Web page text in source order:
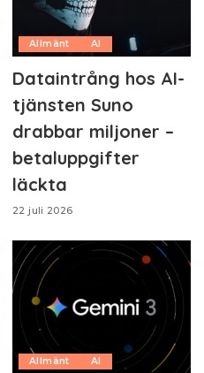
Allmänt AI
Dataintrång hos AI-
tjänsten Suno
drabbar miljoner –
betaluppgifter
läckta
22 juli 2026
Allmänt AI